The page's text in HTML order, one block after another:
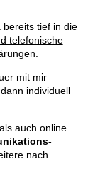
bereits tief in die
telefonische
mit mir
individuell
auch online
nach